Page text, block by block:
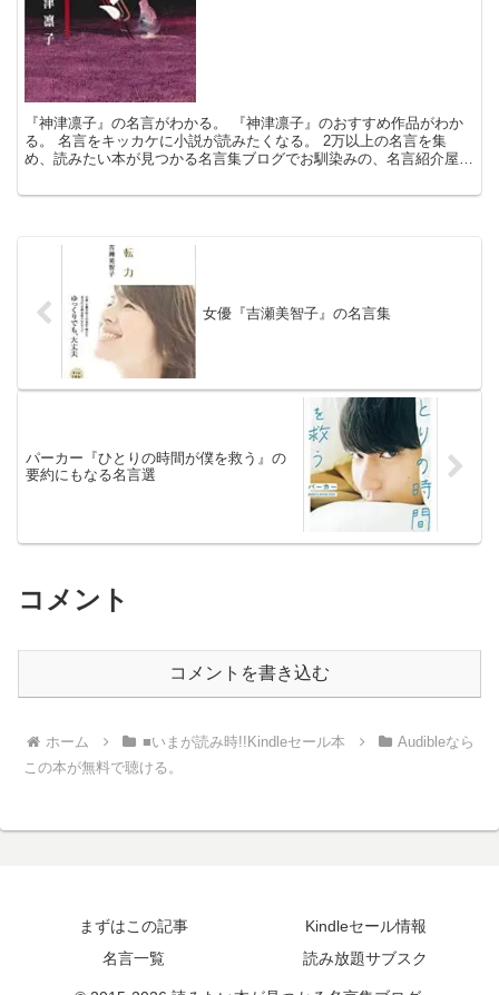
『神津凛子』の名言がわかる。 『神津凛子』のおすすめ作品がわか
る。 名言をキッカケに小説が読みたくなる。 2万以上の名言を集
め、読みたい本が見つかる名言集ブログでお馴染みの、名言紹介屋の
女優『吉瀬美智子』の名言集
パーカー『ひとりの時間が僕を救う』の
要約にもなる名言選
コメント
コメントを書き込む
ホーム ■いまが読み時!!Kindleセール本
Audibleなら
この本が無料で聴ける。
まずはこの記事
Kindleセール情報
名言一覧
読み放題サブスク